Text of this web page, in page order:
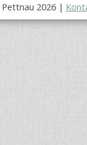
2026 |